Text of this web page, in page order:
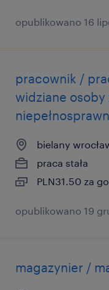
opublikowano 16
pracownik /
widziane
bielany
praca stała
PLN31.50 za
opublikowano 19
magazynier /